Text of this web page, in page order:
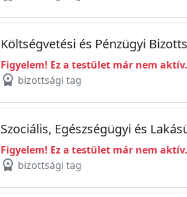
Költségvetési és Pénzügyi
Figyelem! Ez a testület már nem aktív.
workspace_premium bizottsági tag
Szociális, Egészségügyi és
Figyelem! Ez a testület már nem aktív.
workspace_premium bizottsági tag